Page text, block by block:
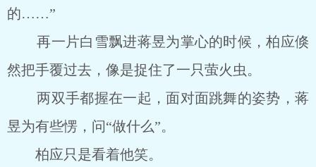
的……”
再一片白雪飘进蒋昱为掌心的时候，柏应倏
然把手覆过去，像是捉住了一只萤火虫。
两双手都握在一起，面对面跳舞的姿势，蒋
昱为有些愣，问“做什么”。
柏应只是看着他笑。